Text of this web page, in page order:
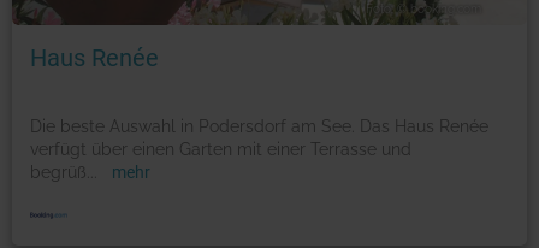
Foto: © booking.com
Haus Renée
Die beste Auswahl in Podersdorf am See. Das Haus Renée
verfügt über einen Garten mit einer Terrasse und
begrüß
mehr